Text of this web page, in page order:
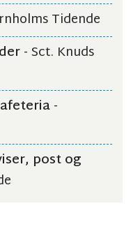
Tidende
- Sct. Knuds
-
post og